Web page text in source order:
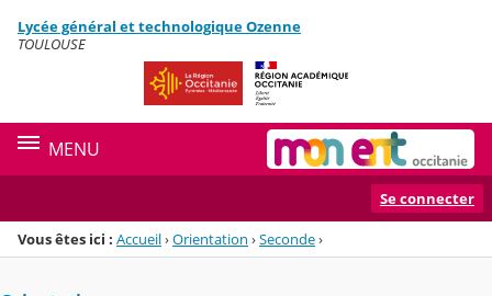
Menu de la rubrique
Contenu
Lycée général et technologique Ozenne
TOULOUSE
MENU
Se connecter
Vous êtes ici : Accueil›Orientation ›Seconde›